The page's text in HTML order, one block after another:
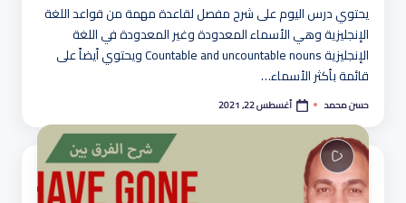
يحتوي درس اليوم على شرح مفصل لقاعدة مهمة من قواعد اللغة
الإنجليزية وهي الأسماء المعدودة وغير المعدودة في اللغة
الإنجليزية Countable and uncountable nouns ويحتوي أيضاً على
قائمة بأكثر الأسماء…
تمّ
بواسطة
حسن محمد أغسطس 22, 2021